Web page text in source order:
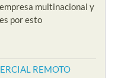
multinacional y
por esto
REMOTO